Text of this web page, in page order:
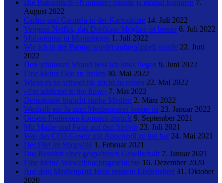
Die Bakschisch-«Nummer» musste ja einmal kommen 7.
August 2022
Carlito und Carmela in der Kartonkiste 14. Juli 2022
Vergesst Netflix, das Dorfkino Moglicë ist besser 6. Juli 2022
Midsommar in Montenegro 1. Juli 2022
Wie ich in der Pampa wieder aufgepäppelt wurde 22. Juni
2022
Den schönsten Strand liess ich links liegen 9. Juni 2022
Eine kleine Ode an Italien 30. Mai 2022
Wieso es so schwer ist, leicht zu reisen 22. Mai 2022
«I’m addicted to the flow» 7. Mai 2022
Demokratie braucht starke Medien 2. März 2022
Weshalb ein Ja zum Medienpaket besser ist 23. Januar 2022
Unsere Freiheiten kommen zurück 9. September 2021
Mit Mathe und Pasta auf den Stelvio 23. Juli 2021
Was das CO2-Gesetz mit Appenzell zu tun hat 24. Mai 2021
Der Flirt im Shopville 1. Februar 2021
Das Resultat einer gespaltenen Gesellschaft 7. Januar 2021
Eine kleine Vorweihnachtsgeschichte 16. Dezember 2020
Auf dem Medienplatz Bern entsteht Einheitsbrei 31. Oktober
2020